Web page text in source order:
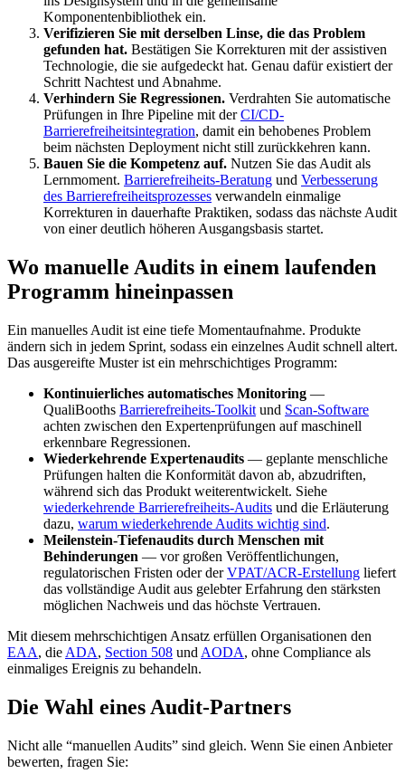
Komponentenbibliothek ein.
Verifizieren Sie mit derselben Linse, die das Problem
gefunden hat. Bestätigen Sie Korrekturen mit der assistiven
Technologie, die sie aufgedeckt hat. Genau dafür existiert der
Schritt Nachtest und Abnahme.
Verhindern Sie Regressionen. Verdrahten Sie automatische
Prüfungen in Ihre Pipeline mit derCI/CD-
Barrierefreiheitsintegration, damit ein behobenes Problem
beim nächsten Deployment nicht still zurückkehren kann.
Bauen Sie die Kompetenz auf. Nutzen Sie das Audit als
Lernmoment. Barrierefreiheits-Beratung und Verbesserung
des Barrierefreiheitsprozesses verwandeln einmalige
Korrekturen in dauerhafte Praktiken, sodass das nächste Audit
von einer deutlich höheren Ausgangsbasis startet.
Wo manuelle Audits in einem laufenden
Programm hineinpassen
Ein manuelles Audit ist eine tiefe Momentaufnahme. Produkte
ändern sich in jedem Sprint, sodass ein einzelnes Audit schnell altert.
Das ausgereifte Muster ist ein mehrschichtiges Programm:
Kontinuierliches automatisches Monitoring —
QualiBooths Barrierefreiheits-Toolkit und Scan-Software
achten zwischen den Expertenprüfungen auf maschinell
erkennbare Regressionen.
Wiederkehrende Expertenaudits — geplante menschliche
Prüfungen halten die Konformität davon ab, abzudriften,
während sich das Produkt weiterentwickelt. Siehe
wiederkehrende Barrierefreiheits-Audits und die Erläuterung
dazu, warum wiederkehrende Audits wichtig sind.
Meilenstein-Tiefenaudits durch Menschen mit
Behinderungen — vor großen Veröffentlichungen,
regulatorischen Fristen oder derVPAT/ACR-Erstellung liefert
das vollständige Audit aus gelebter Erfahrung den stärksten
möglichen Nachweis und das höchste Vertrauen.
Mit diesem mehrschichtigen Ansatz erfüllen Organisationen den
EAA, die ADA, Section 508 und AODA, ohne Compliance als
einmaliges Ereignis zu behandeln.
Die Wahl eines Audit-Partners
Nicht alle “manuellen Audits” sind gleich. Wenn Sie einen Anbieter
bewerten, fragen Sie: